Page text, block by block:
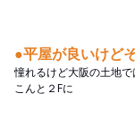
●平屋が良いけど
憧れるけど大阪の土地
こんと２Fに